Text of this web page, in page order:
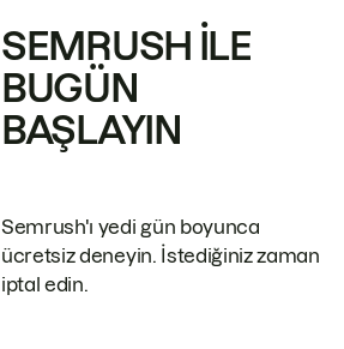
SEMRUSH ILE
BUGÜN
BAŞLAYIN
Semrush'ı yedi gün boyunca
ücretsiz deneyin. İstediğiniz zaman
iptal edin.